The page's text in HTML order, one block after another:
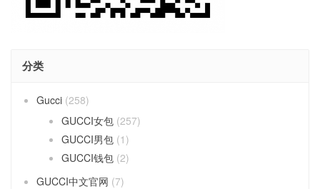
分类
Gucci (258)
GUCCI女包 (257)
GUCCI男包 (1)
GUCCI钱包 (2)
GUCCI中文官网 (7)